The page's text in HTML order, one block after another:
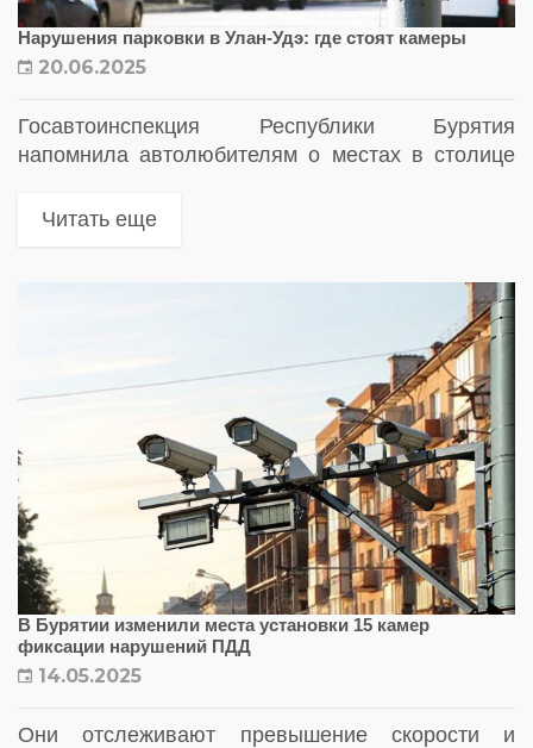
Нарушения парковки в Улан-Удэ: где стоят камеры
20.06.2025
Госавтоинспекция Республики Бурятия
напомнила автолюбителям о местах в столице
остановку и стоянку транспортных средств
Читать еще
В Бурятии изменили места установки 15 камер
фиксации нарушений ПДД
14.05.2025
Они отслеживают превышение скорости и